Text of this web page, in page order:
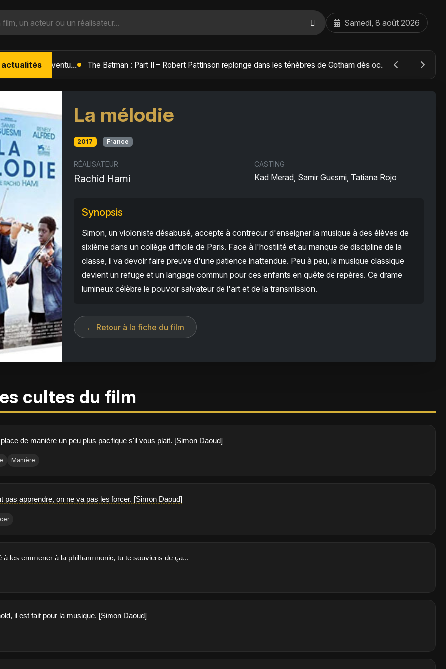
Samedi, 8 août 2026
actualités L'Âge de Glace : Le Réveil du Volcan – Manny, Sid et Diego de retour pour une aventure explosive The Batman : Part II – Robert Pattinson replonge dans les ténèbres de Gotham dès octobre 2027
La mélodie
2017 France
RÉALISATEUR
Rachid Hami
CASTING
Kad Merad, Samir Guesmi, Tatiana Rojo
Synopsis
Simon, un violoniste désabusé, accepte à contrecur d'enseigner la musique à des élèves de
sixième dans un collège difficile de Paris. Face à l'hostilité et au manque de discipline de la
classe, il va devoir faire preuve d'une patience inattendue. Peu à peu, la musique classique
devient un refuge et un langage commun pour ces enfants en quête de repères. Ce drame
lumineux célèbre le pouvoir salvateur de l'art et de la transmission.
← Retour à la fiche du film
cultes du film
de manière un peu plus pacifique s'il vous plait. [Simon Daoud]
Manière
pas apprendre, on ne va pas les forcer. [Simon Daoud]
à les emmener à la philharmnonie, tu te souviens de ça...
il est fait pour la musique. [Simon Daoud]